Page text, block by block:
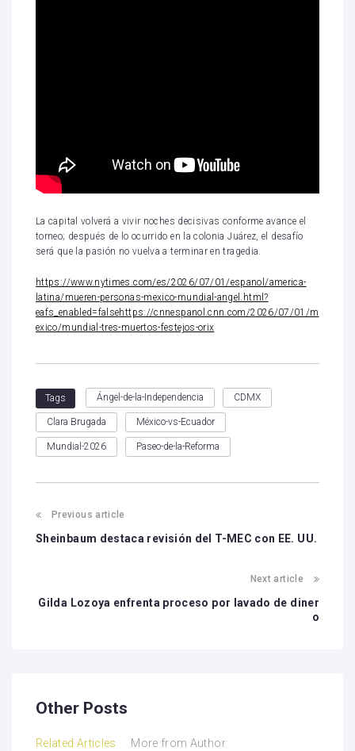
La capital volverá a vivir noches decisivas conforme avance el
torneo; después de lo ocurrido en la colonia Juárez, el desafío
será que la pasión no vuelva a terminar en tragedia.
https://www.nytimes.com/es/2026/07/01/espanol/america-
latina/mueren-personas-mexico-mundial-angel.html?
eafs_enabled=falsehttps://cnnespanol.cnn.com/2026/07/01/m
exico/mundial-tres-muertos-festejos-orix
Tags Ángel-de-la-Independencia CDMX
Clara Brugada México-vs-Ecuador
Mundial-2026 Paseo-de-la-Reforma
Previous article
Sheinbaum destaca revisión del T-MEC con EE. UU.
Next article
Gilda Lozoya enfrenta proceso por lavado de diner
o
Other Posts
Related Articles More from Author